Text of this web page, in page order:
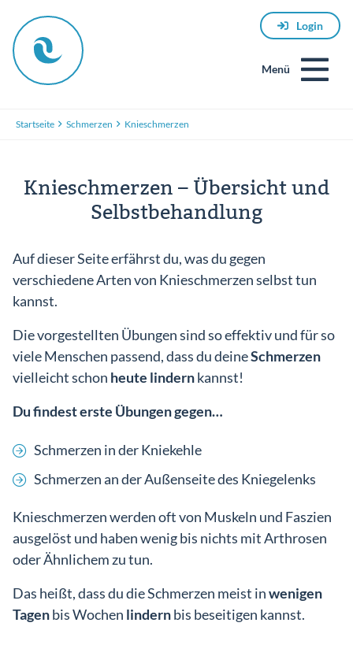
Login
Passwort
Menü
Startseite Schmerzen Knieschmerzen
Knieschmerzen – Übersicht und
Selbstbehandlung
Auf dieser Seite erfährst du, was du gegen
verschiedene Arten von Knieschmerzen selbst tun
kannst.
Die vorgestellten Übungen sind so effektiv und für so
viele Menschen passend, dass du deineSchmerzen
vielleicht schon heute lindernkannst!
Du findest erste Übungen gegen…
Schmerzen in der Kniekehle
Schmerzen an der Außenseite des Kniegelenks
Knieschmerzen werden oft von Muskeln und Faszien
ausgelöst und haben wenig bis nichts mit Arthrosen
oder Ähnlichem zu tun.
Das heißt, dass du die Schmerzen meist inwenigen
Tagenbis Wochen lindernbis beseitigen kannst.